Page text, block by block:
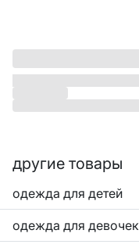
другие товары
одежда для детей
одежда для девочек